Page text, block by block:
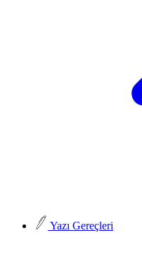
Yazı Gereçleri